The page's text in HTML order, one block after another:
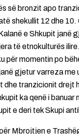
së bronzit apo
shekullit 12 dhe
e Shkupit janë
të etnokulturës
për momentin po
gjetur varreza me
dhe tranzicionit drejt
ka qenë i banuar
e deri tek Skupi
Mbrojtjen e